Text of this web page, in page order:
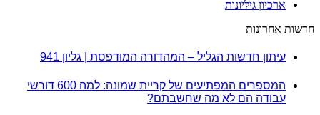
ארכיון גיליונות
חדשות אחרונות
עיתון חדשות הגליל – המהדורה המודפסת | גליון 941
המספרים המפתיעים של קריית שמונה: למה 600 דורשי
עבודה הם לא מה שחשבתם?